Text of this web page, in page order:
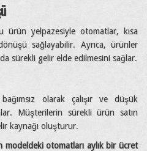
yelpazesiyle otomatlar, kısa
sağlayabilir. Ayrıca, ürünler
sürekli gelir elde edilmesini sağlar.
olarak çalışır ve düşük
Müşterilerin sürekli ürün satın
kaynağı oluşturur.
modeldeki otomatları aylık bir ücret